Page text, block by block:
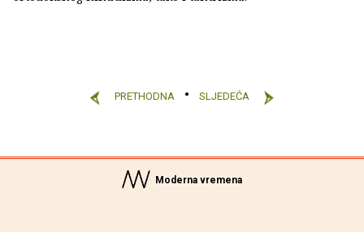
PRETHODNA SLJEDEĆA
Moderna vremena